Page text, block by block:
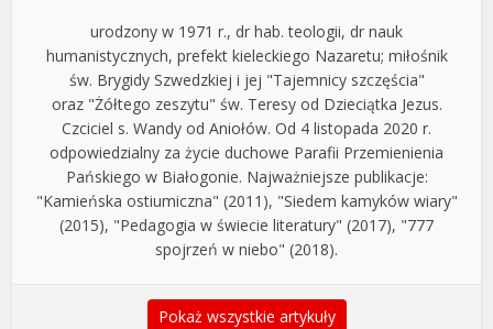
urodzony w 1971 r., dr hab. teologii, dr nauk
humanistycznych, prefekt kieleckiego Nazaretu; miłośnik
św. Brygidy Szwedzkiej i jej "Tajemnicy szczęścia"
oraz "Żółtego zeszytu" św. Teresy od Dzieciątka Jezus.
Czciciel s. Wandy od Aniołów. Od 4 listopada 2020 r.
odpowiedzialny za życie duchowe Parafii Przemienienia
Pańskiego w Białogonie. Najważniejsze publikacje:
"Kamieńska ostiumiczna" (2011), "Siedem kamyków wiary"
(2015), "Pedagogia w świecie literatury" (2017), "777
spojrzeń w niebo" (2018).
Pokaż wszystkie artykuły